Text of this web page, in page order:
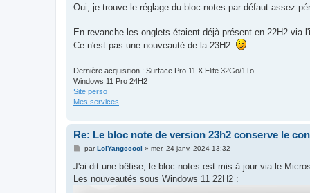
s
g
Oui, je trouve le réglage du bloc-notes par défaut assez
En revanche les onglets étaient déjà présent en 22H2
Ce n'est pas une nouveauté de la 23H2.
Dernière acquisition : Surface Pro 11 X Elite 32Go/1To
Windows 11 Pro 24H2
Site perso
Mes services
Re: Le bloc note de version 23h2 conserve le
M
s
a
parLolYangccool » mer. 24 janv. 2024 13:32
J'ai dit une bêtise, le bloc-notes est mis à jour via le
Les nouveautés sous Windows 11 22H2 :